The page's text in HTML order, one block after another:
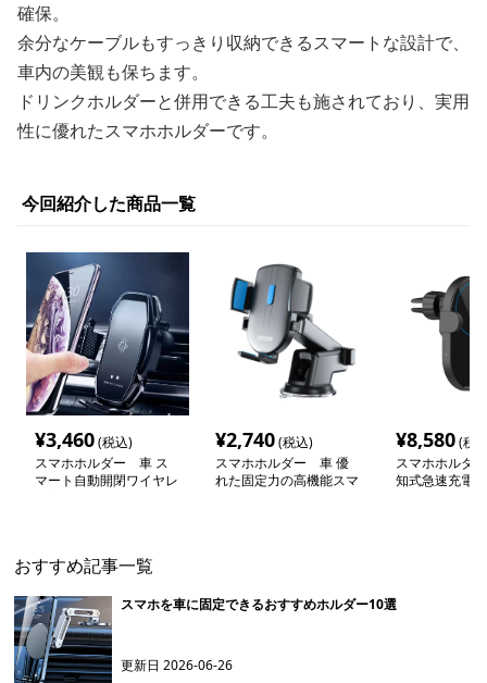
確保。
余分なケーブルもすっきり収納できるスマートな設計で、
車内の美観も保ちます。
ドリンクホルダーと併用できる工夫も施されており、実用
性に優れたスマホホルダーです。
今回紹介した商品一覧
¥3,460(税込)
スマホホルダー 車 ス
マート自動開閉ワイヤレ
¥2,740(税込)
スマホホルダー 車 優
れた固定力の高機能スマ
¥8,580(税
スマホホルダ
知式急速充電
おすすめ記事一覧
スマホを車に固定できるおすすめホルダー10選
更新日2026-06-26